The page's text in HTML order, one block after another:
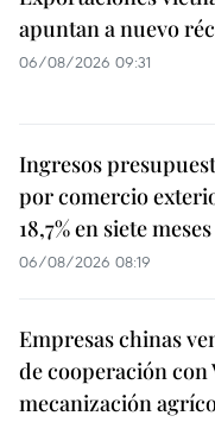
apuntan a nuevo
06/08/2026 09:31
Ingresos
por comercio
18,7% en siete meses
06/08/2026 08:19
Empresas chinas
de cooperación con
mecanización